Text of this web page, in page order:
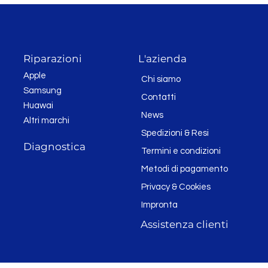
Riparazioni
Apple
Samsung
Huawai
Altri marchi
Diagnostica
L'azienda
Chi siamo
Contatti
News
Spedizioni & Resi
Termini e condizioni
Metodi di pagamento
Privacy & Cookies
Impronta
Assistenza clienti